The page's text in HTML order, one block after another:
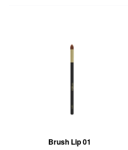
Brush Lip 01